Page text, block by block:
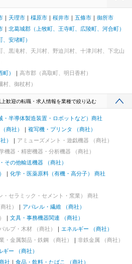
天理市 橿原市 桜井市 五條市
御所市
北葛城郡（上牧町、王寺町、広陵町、河合町）
安堵町）
、黒滝村、天川村、野迫川村、十津川村、下北山
）
高市郡（高取町、明日香村）
村、御杖村）
歓迎の転職・求人情報を業種で絞り込む
・半導体製造装置・ロボットなど）商社
商社）
複写機・プリンタ （商社）
）
アミューズメント・遊戯機器 （商社）
機器・精密機器・分析機器 （商社）
その他輸送機器 （商社）
化学・医薬原料（有機・高分子） 商社
セラミック・セメント・窯業） 商社
社）
アパレル・繊維 （商社）
文具・事務機器関連 （商社）
ルプ・木材 （商社）
エネルギー （商社）
・金属製品・鉄鋼 （商社）
非鉄金属 （商社）
ー （商社）
社
食品・飲料・たばこ （商社）